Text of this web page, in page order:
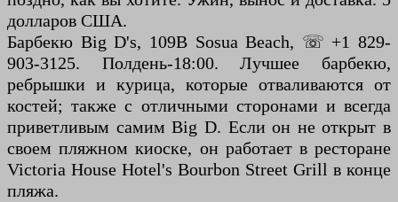
долларов США.
Барбекю Big D's, 109B Sosua Beach, ☏ +1 829-
903-3125. Полдень-18:00. Лучшее барбекю,
ребрышки и курица, которые отваливаются от
костей; также с отличными сторонами и всегда
приветливым самим Big D. Если он не открыт в
своем пляжном киоске, он работает в ресторане
Victoria House Hotel's Bourbon Street Grill в конце
пляжа.